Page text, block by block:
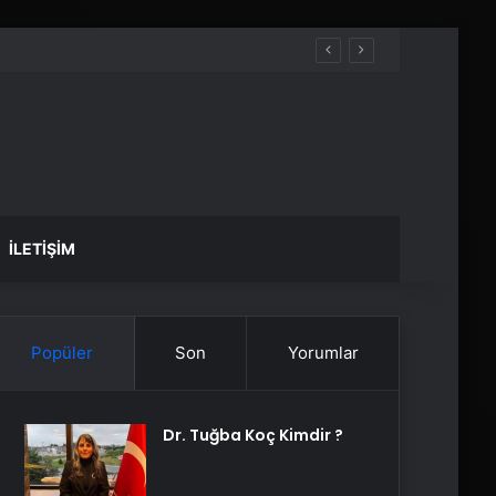
İLETIŞIM
Popüler Son Yorumlar
Dr. Tuğba Koç Kimdir ?